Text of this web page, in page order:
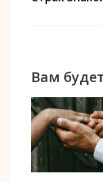
Вам